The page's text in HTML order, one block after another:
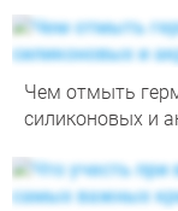
Чем отмыть
силиконовых и